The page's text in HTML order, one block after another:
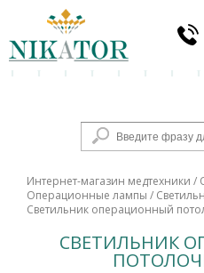
Форма
Интернет-магазин медтехники /
Операционные лампы /
Светильник операционный
СВЕТИЛЬНИК